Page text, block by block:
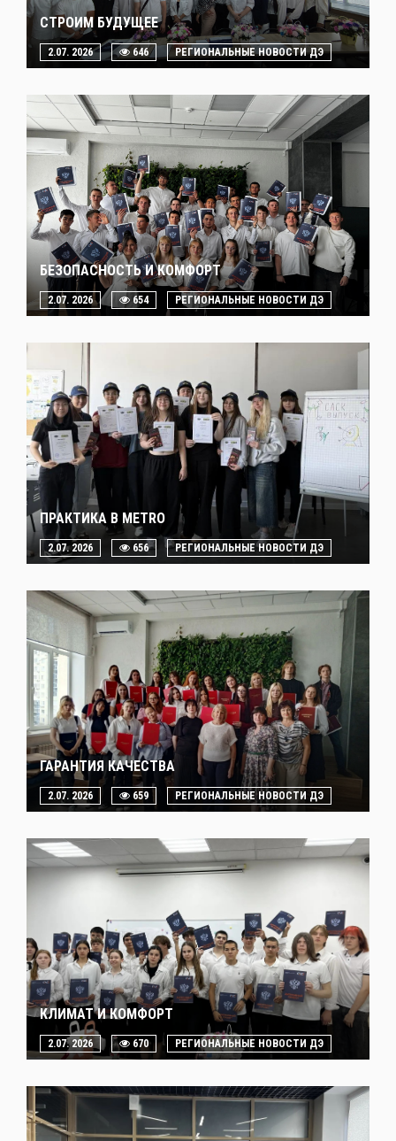
СТРОИМ БУДУЩЕЕ
2.07. 2026 646 РЕГИОНАЛЬНЫЕ НОВОСТИ ДЭ
БЕЗОПАСНОСТЬ И КОМФОРТ
2.07. 2026 654 РЕГИОНАЛЬНЫЕ НОВОСТИ ДЭ
ПРАКТИКА В METRO
2.07. 2026 656 РЕГИОНАЛЬНЫЕ НОВОСТИ ДЭ
ГАРАНТИЯ КАЧЕСТВА
2.07. 2026 659 РЕГИОНАЛЬНЫЕ НОВОСТИ ДЭ
КЛИМАТ И КОМФОРТ
2.07. 2026 670 РЕГИОНАЛЬНЫЕ НОВОСТИ ДЭ